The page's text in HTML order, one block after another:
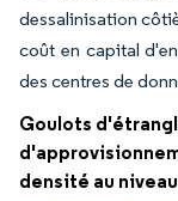
dessalinisation
coût en capital
des centres de
Goulots
densité au